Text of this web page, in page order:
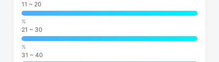
11 ~ 20
%
21 ~ 30
%
31 ~ 40